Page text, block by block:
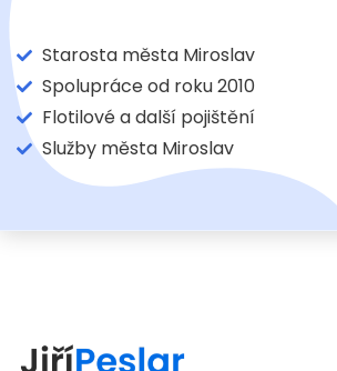
Starosta města Miroslav
Spolupráce od roku 2010
Flotilové a další pojištění
Služby města Miroslav